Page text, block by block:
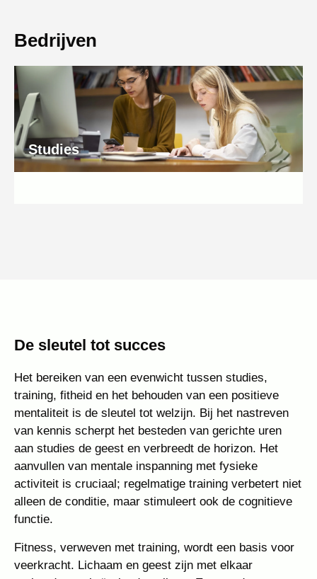
Bedrijven
Studies
De sleutel tot succes
Het bereiken van een evenwicht tussen studies,
training, fitheid en het behouden van een positieve
mentaliteit is de sleutel tot welzijn. Bij het nastreven
van kennis scherpt het besteden van gerichte uren
aan studies de geest en verbreedt de horizon. Het
aanvullen van mentale inspanning met fysieke
activiteit is cruciaal; regelmatige training verbetert niet
alleen de conditie, maar stimuleert ook de cognitieve
functie.
Fitness, verweven met training, wordt een basis voor
veerkracht. Lichaam en geest zijn met elkaar